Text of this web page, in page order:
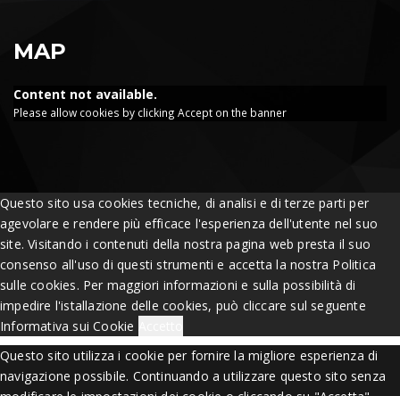
MAP
Content not available.
Please allow cookies by clicking Accept on the banner
Questo sito usa cookies tecniche, di analisi e di terze parti per
agevolare e rendere più efficace l'esperienza dell'utente nel suo
site. Visitando i contenuti della nostra pagina web presta il suo
consenso all'uso di questi strumenti e accetta la nostra Politica
sulle cookies. Per maggiori informazioni e sulla possibilità di
impedire l'istallazione delle cookies, può cliccare sul seguente
Informativa sui Cookie
Questo sito utilizza i cookie per fornire la migliore esperienza di
navigazione possibile. Continuando a utilizzare questo sito senza